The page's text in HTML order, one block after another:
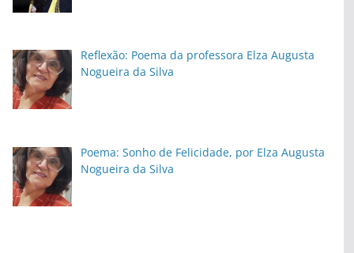
Reflexão: Poema da professora Elza Augusta
Nogueira da Silva
Poema: Sonho de Felicidade, por Elza Augusta
Nogueira da Silva